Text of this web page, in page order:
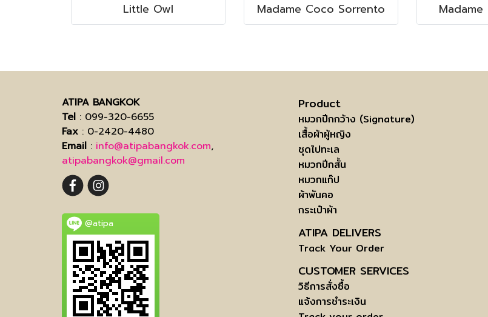
Little Owl Madame Coco Sorrento
ATIPA BANGKOK
Tel : 099-320-6655
Fax : 0-2420-4480
Email : info@atipabangkok.com,
atipabangkok@gmail.com
@atipa
Product
หมวกปีกกว้าง (Signature)
เสื้อผ้าผู้หญิง
ชุดไปทะเล
หมวกปีกสั้น
หมวกแก๊ป
ผ้าพันคอ
กระเป๋าผ้า
ATIPA DELIVERS
Track Your Order
CUSTOMER SERVICES
วิธีการสั่งซื้อ
แจ้งการชำระเงิน